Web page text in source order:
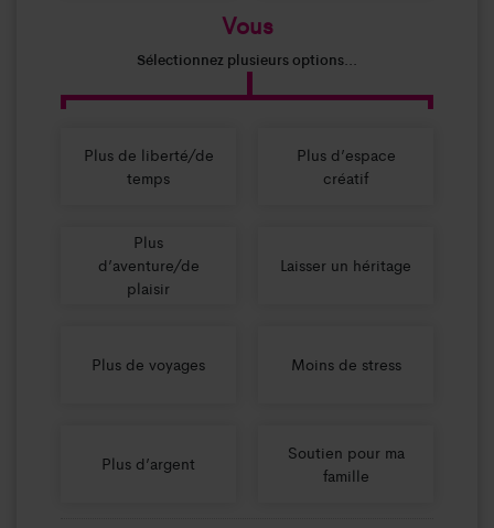
Vous
Sélectionnez plusieurs options...
Plus de liberté/de
temps
Plus d’espace
créatif
Plus
d’aventure/de
plaisir
Laisser un héritage
Plus de voyages Moins de stress
Plus d’argent
Soutien pour ma
famille